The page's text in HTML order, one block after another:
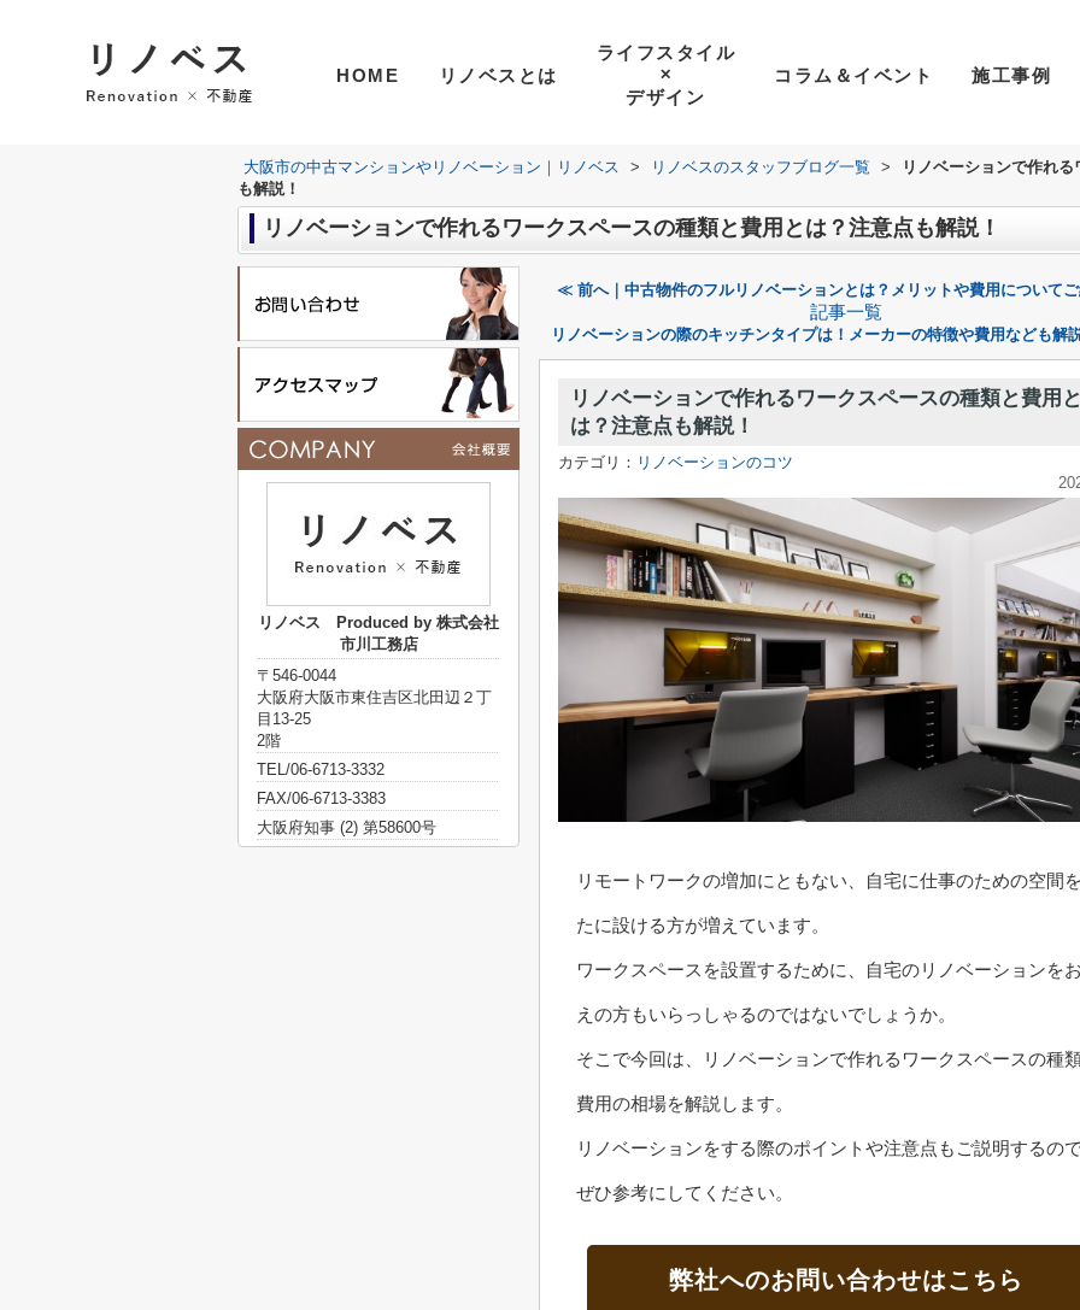
HOME リノベスとは
ライフスタイル
✕
デザイン
コラム＆イベント 施工事例
大阪市の中古マンションやリノベーション｜リノベス > リノベスのスタッフブログ一覧 >
リノベーションで作れ
も解説！
リノベーションで作れるワークスペースの種類と費用とは？注意点も解説！
≪ 前へ｜中古物件のフルリノベーションとは？メリットや費用についてご
記事一覧
リノベーションの際のキッチンタイプは！メーカーの特徴や費用なども解
リノベーションで作れるワークスペースの種類と費用と
は？注意点も解説！
カテゴリ： リノベーションのコツ
リモートワークの増加にともない、自宅に仕事のための空間
たに設ける方が増えています。
ワークスペースを設置するために、自宅のリノベーションを
えの方もいらっしゃるのではないでしょうか。
そこで今回は、リノベーションで作れるワークスペースの種
費用の相場を解説します。
リノベーションをする際のポイントや注意点もご説明するので
ぜひ参考にしてください。
弊社へのお問い合わせはこちら
リノベス Produced by 株式会社
市川工務店
〒546-0044
大阪府大阪市東住吉区北田辺２丁
目13-25
2階
TEL/06-6713-3332
FAX/06-6713-3383
大阪府知事 (2) 第58600号